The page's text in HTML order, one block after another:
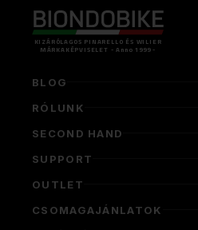
KIZÁRÓLAGOS PINARELLO ÉS WILIER
MÁRKAKÉPVISELET - Anno 1999 -
BLOG
RÓLUNK
SECOND HAND
SUPPORT
OUTLET
CSOMAGAJÁNLATOK